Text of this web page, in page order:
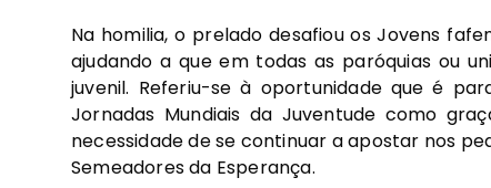
Na homilia, o prelado desafiou os Jovens
ajudando a que em todas as paróquias ou
juvenil. Referiu-se à oportunidade que é
Jornadas Mundiais da Juventude como
necessidade de se continuar a apostar nos
Semeadores da Esperança.